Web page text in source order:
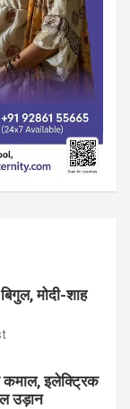
मोदी-शाह
कमाल, इलेक्ट्रिक
उड़ान